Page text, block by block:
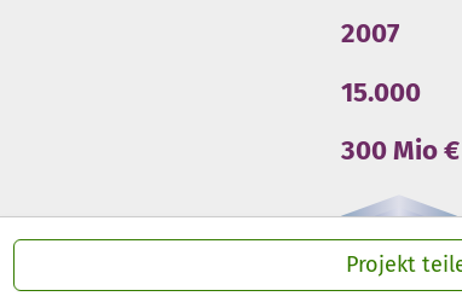
Projekt
Oktober 2026:
So kannst du helfen:
2007
15.000
300 Mio €